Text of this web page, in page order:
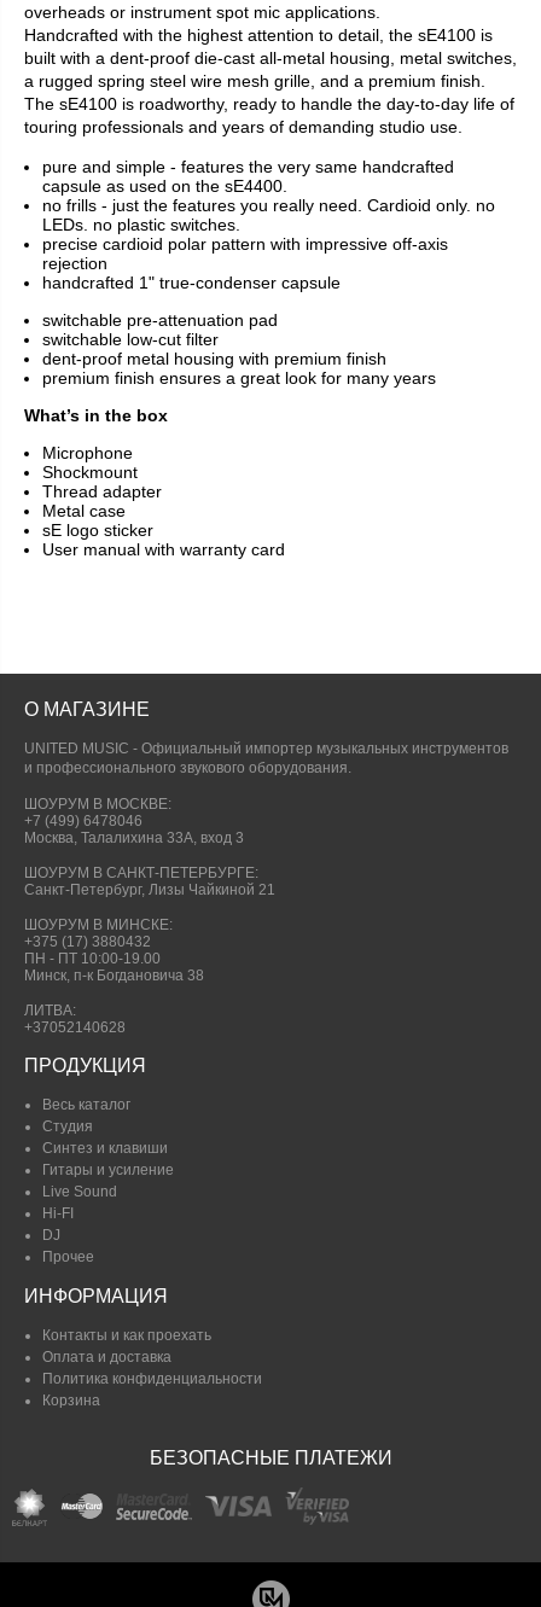
overheads or instrument spot mic applications.
Handcrafted with the highest attention to detail, the sE4100 is
built with a dent-proof die-cast all-metal housing, metal switches,
a rugged spring steel wire mesh grille, and a premium finish.
The sE4100 is roadworthy, ready to handle the day-to-day life of
touring professionals and years of demanding studio use.
pure and simple - features the very same handcrafted
capsule as used on the sE4400.
no frills - just the features you really need. Cardioid only. no
LEDs. no plastic switches.
precise cardioid polar pattern with impressive off-axis
rejection
handcrafted 1" true-condenser capsule
switchable pre-attenuation pad
switchable low-cut filter
dent-proof metal housing with premium finish
premium finish ensures a great look for many years
What’s in the box
Microphone
Shockmount
Thread adapter
Metal case
sE logo sticker
User manual with warranty card
О МАГАЗИНЕ
UNITED MUSIC - Официальный импортер музыкальных инструментов
и профессионального звукового оборудования.
ШОУРУМ В МОСКВЕ:
+7 (499) 6478046
Москва, Талалихина 33А, вход 3
ШОУРУМ В САНКТ-ПЕТЕРБУРГЕ:
Санкт-Петербург, Лизы Чайкиной 21
ШОУРУМ В МИНСКЕ:
+375 (17) 3880432
ПН - ПТ 10:00-19.00
Минск, п-к Богдановича 38
ЛИТВА:
+37052140628
ПРОДУКЦИЯ
Весь каталог
Студия
Синтез и клавиши
Гитары и усиление
Live Sound
Hi-FI
DJ
Прочее
ИНФОРМАЦИЯ
Контакты и как проехать
Оплата и доставка
Политика конфиденциальности
Корзина
БЕЗОПАСНЫЕ ПЛАТЕЖИ